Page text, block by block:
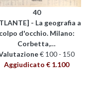
40
- La geografia a
colpo d'occhio. Milano:
Corbetta,…
€ 100 - 150
Aggiudicato € 1.100